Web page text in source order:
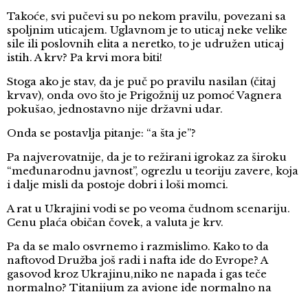
Takoće, svi pučevi su po nekom pravilu, povezani sa
spoljnim uticajem. Uglavnom je to uticaj neke velike
sile ili poslovnih elita a neretko, to je udružen uticaj
istih. A krv? Pa krvi mora biti!
Stoga ako je stav, da je puč po pravilu nasilan (čitaj
krvav), onda ovo što je Prigožnij uz pomoć Vagnera
pokušao, jednostavno nije državni udar.
Onda se postavlja pitanje: “a šta je”?
Pa najverovatnije, da je to režirani igrokaz za široku
“međunarodnu javnost”, ogrezlu u teoriju zavere, koja
i dalje misli da postoje dobri i loši momci.
A rat u Ukrajini vodi se po veoma čudnom scenariju.
Cenu plaća običan čovek, a valuta je krv.
Pa da se malo osvrnemo i razmislimo. Kako to da
naftovod Družba još radi i nafta ide do Evrope? A
gasovod kroz Ukrajinu,niko ne napada i gas teče
normalno? Titanijum za avione ide normalno na